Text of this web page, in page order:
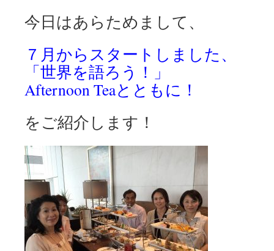
今日はあらためまして、
７月からスタートしました、
「世界を語ろう！」
Afternoon Teaとともに！
をご紹介します！